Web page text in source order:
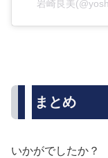
岩崎良美
まとめ
いかがでしたか？